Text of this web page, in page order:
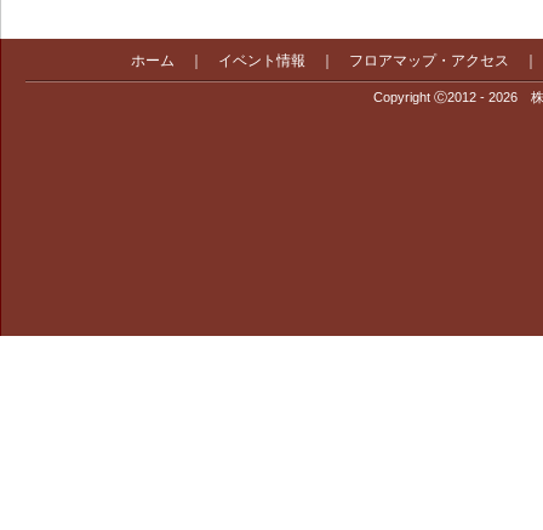
ホーム イベント情報 フロアマップ・アクセス
Copyright Ⓒ2012 - 2026 株